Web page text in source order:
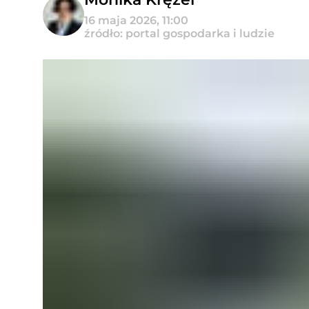
16 maja 2026, 11:00
źródło: portal gospodarka i ludzie